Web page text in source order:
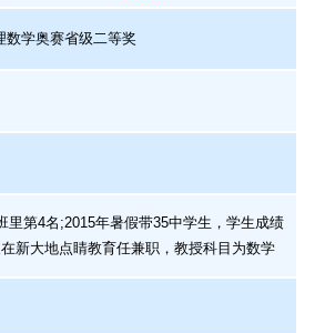
学奥赛省级二等奖
第4名;2015年暑假带35中学生，学生成绩
新大地点睛教育任兼职，教授科目为数学